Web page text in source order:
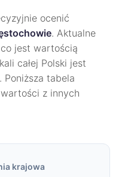
ocenić
. Aktualne
jest wartością
całej Polski jest
. Poniższa tabela
z innych
krajowa